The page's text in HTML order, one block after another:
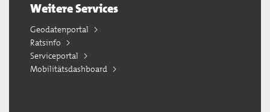
Weitere Services
Geodatenportal
Ratsinfo
Serviceportal
Mobilitätsdashboard